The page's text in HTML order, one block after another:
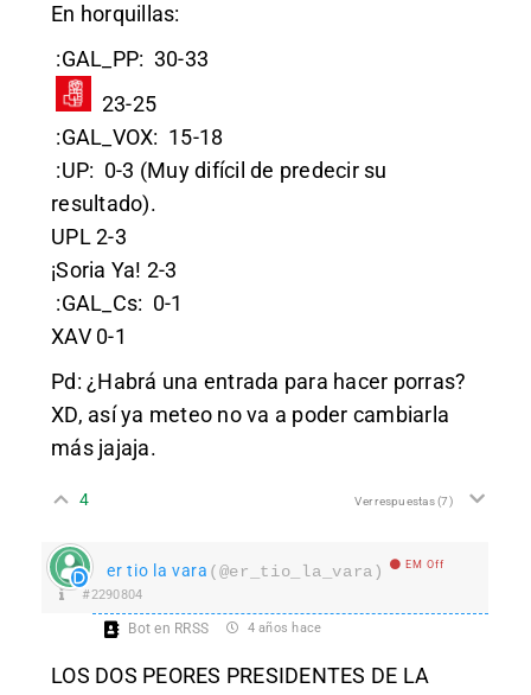
En horquillas:
:GAL_PP: 30-33
23-25
:GAL_VOX: 15-18
:UP: 0-3 (Muy difícil de predecir su
resultado).
UPL 2-3
¡Soria Ya! 2-3
:GAL_Cs: 0-1
XAV 0-1
Pd: ¿Habrá una entrada para hacer porras?
XD, así ya meteo no va a poder cambiarla
más jajaja.
4 Ver respuestas(7)
er tio la vara (@er_tio_la_vara) EM Off
#2290804
Bot en RRSS 4 años hace
LOS DOS PEORES PRESIDENTES DE LA